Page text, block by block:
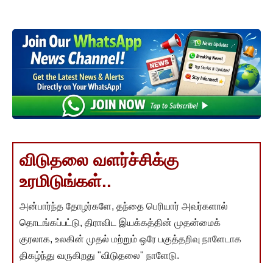
விடுதலை வளர்ச்சிக்கு
உரமிடுங்கள்..
அன்பார்ந்த தோழர்களே, தந்தை பெரியார் அவர்களால்
தொடங்கப்பட்டு, திராவிட இயக்கத்தின் முதன்மைக்
குரலாக, உலகின் முதல் மற்றும் ஒரே பகுத்தறிவு நாளேடாக
திகழ்ந்து வருகிறது "விடுதலை" நாளேடு.